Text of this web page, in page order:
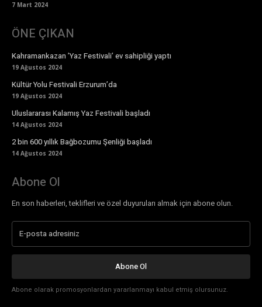
7 Mart 2024
ÖNE ÇIKAN
Kahramankazan ’Yaz Festivali’ ev sahipliği yaptı
19 Ağustos 2024
Kültür Yolu Festivali Erzurum’da
19 Ağustos 2024
Uluslararası Kalamış Yaz Festivali başladı
14 Ağustos 2024
2 bin 600 yıllık Bağbozumu Şenliği başladı
14 Ağustos 2024
Abone Ol
En son haberleri, teklifleri ve özel duyuruları almak için abone olun.
Abone Ol
Abone olarak promosyonlardan yararlanmayı kabul etmiş olursunuz.